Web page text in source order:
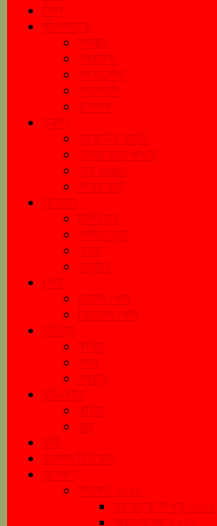
বিশ্ব
জীবনযাত্রা
স্বাস্থ্য
প্রযুক্তি
রসনাতৃপ্তি
গৃহস্থালি
রূপকলা
ভ্রমণ
ঘুরনচন্ডীর ডায়রি
যাওয়া মানে খাওয়া
ঘুরে tourএ
পথের দাবি
বিনোদন
চলচ্চিত্র
সঙ্গীত-নৃত্য
নাটক
অনুষ্ঠান
খেলা
দেশের খেলা
বিদেশের খেলা
সাহিত্য
কবিতা
গদ্য
প্রবন্ধ
কচি-কাঁচা
কবিতা
গল্প
কৃষি
বানিজ্য/বিনিয়োগ
সংরক্ষণ
সংরক্ষণ ২০১৮
রথ যাত্রা সংখ্যা ২০১৮
শারদ সংখ্যা ২০১৮